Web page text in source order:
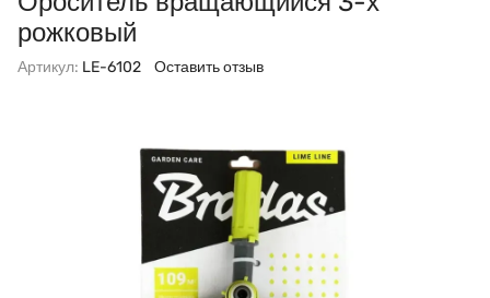
рожковый
Артикул: LE-6102 Оставить отзыв